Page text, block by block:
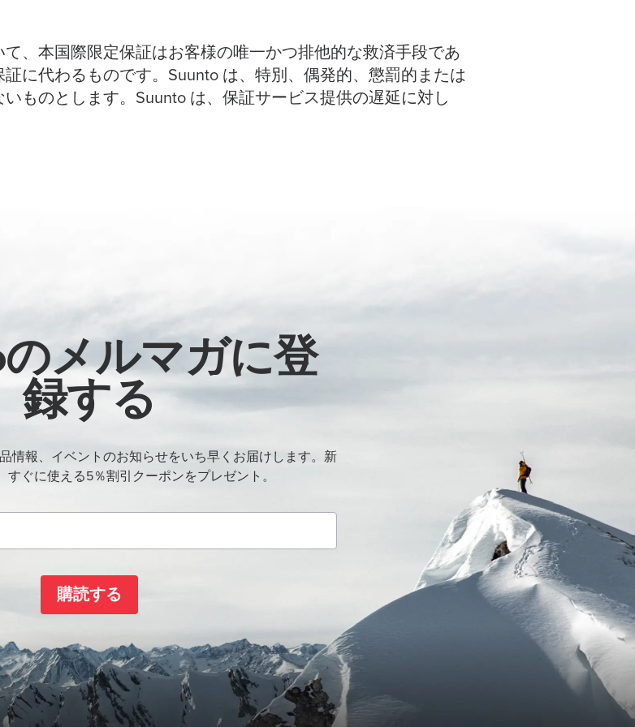
、本国際限定保証はお客様の唯一かつ排他的な救済手段であ
に代わるものです。Suunto は、特別、偶発的、懲罰的または
ものとします。Suunto は、保証サービス提供の遅延に対し
メルマガに登
録する
情報、イベントのお知らせをいち早くお届けします。新
すぐに使える5％割引クーポンをプレゼント。
購読する